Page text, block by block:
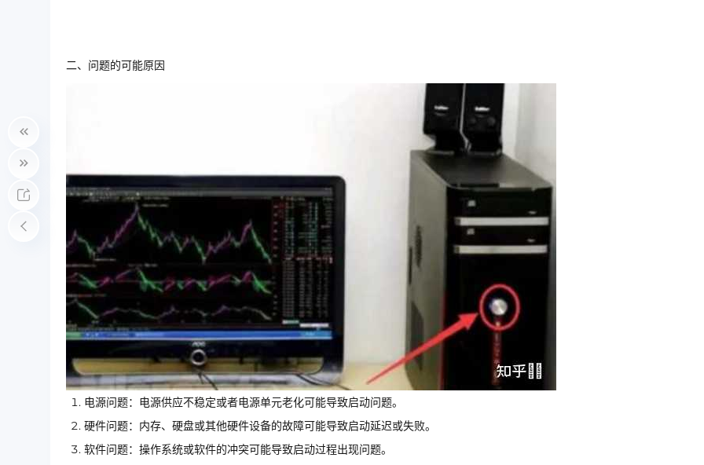
二、问题的可能原因
电源问题：电源供应不稳定或者电源单元老化可能导致启动问题。
硬件问题：内存、硬盘或其他硬件设备的故障可能导致启动延迟或失败。
软件问题：操作系统或软件的冲突可能导致启动过程出现问题。